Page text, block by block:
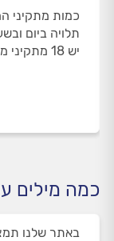
כמות מתקיני
תלויה ביום
יש 18 מתקיני מקלחונים בבית דגן.
כמה מילים